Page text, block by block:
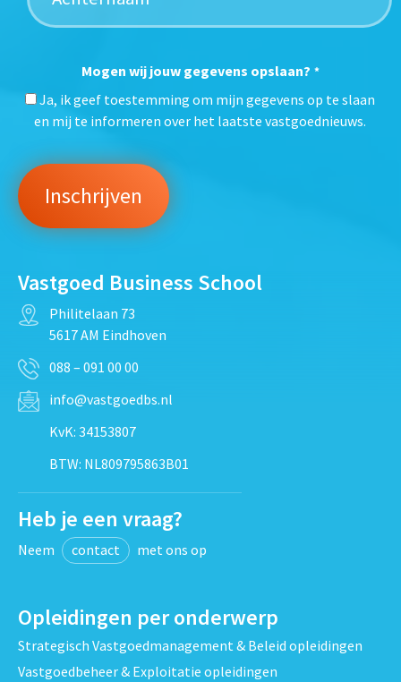
Mogen wij jouw gegevens opslaan? *
Ja, ik geef toestemming om mijn gegevens op te slaan
en mij te informeren over het laatste vastgoednieuws.
Vastgoed Business School
Philitelaan 73
5617 AM Eindhoven
088 – 091 00 00
info@vastgoedbs.nl
KvK: 34153807
BTW: NL809795863B01
Heb je een vraag?
Neem contact met ons op
Opleidingen per onderwerp
Strategisch Vastgoedmanagement & Beleid opleidingen
Vastgoedbeheer & Exploitatie opleidingen